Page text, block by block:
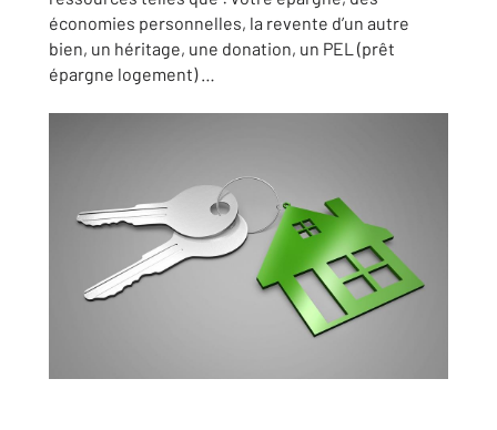
économies personnelles, la revente d’un autre
bien, un héritage, une donation, un PEL (prêt
épargne logement) …